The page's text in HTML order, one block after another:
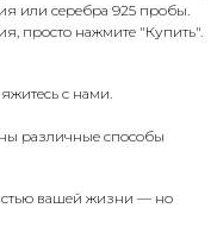
или серебра 925 пробы.
просто нажмите "Купить".
с нами.
различные способы
вашей жизни — но